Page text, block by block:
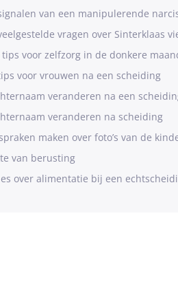
van een manipulerende
vragen over Sinterklaas
tips voor zelfzorg in de donkere
voor vrouwen na een scheiding
veranderen na een
veranderen na scheiding
maken over foto’s van de
van berusting
over alimentatie bij een